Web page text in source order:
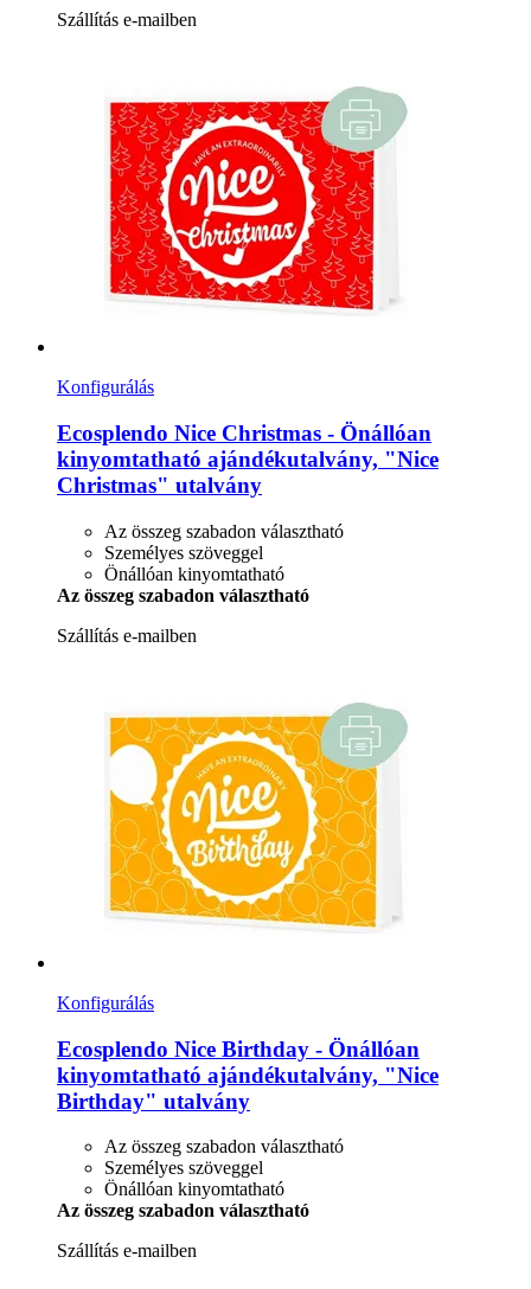
Szállítás e-mailben
Konfigurálás
Ecosplendo Nice Christmas -​ Önállóan
kinyomtatható ajándékutalvány, "Nice
Christmas" utalvány
Az összeg szabadon választható
Személyes szöveggel
Önállóan kinyomtatható
Az összeg szabadon választható
Szállítás e-mailben
Konfigurálás
Ecosplendo Nice Birthday -​ Önállóan
kinyomtatható ajándékutalvány, "Nice
Birthday" utalvány
Az összeg szabadon választható
Személyes szöveggel
Önállóan kinyomtatható
Az összeg szabadon választható
Szállítás e-mailben